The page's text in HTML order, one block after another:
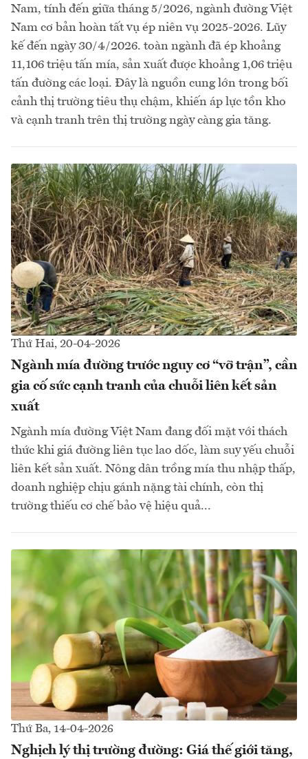
Nam, tính đến giữa tháng 5/2026, ngành đường Việt
Nam cơ bản hoàn tất vụ ép niên vụ 2025-2026. Lũy
kế đến ngày 30/4/2026. toàn ngành đã ép khoảng
11,106 triệu tấn mía, sản xuất được khoảng 1,06 triệu
tấn đường các loại. Đây là nguồn cung lớn trong bối
cảnh thị trường tiêu thụ chậm, khiến áp lực tồn kho
và cạnh tranh trên thị trường ngày càng gia tăng.
Thứ Hai, 20-04-2026
Ngành mía đường trước nguy cơ “vỡ trận”, cần
gia cố sức cạnh tranh của chuỗi liên kết sản
xuất
Ngành mía đường Việt Nam đang đối mặt với thách
thức khi giá đường liên tục lao dốc, làm suy yếu chuỗi
liên kết sản xuất. Nông dân trồng mía thu nhập thấp,
doanh nghiệp chịu gánh nặng tài chính, còn thị
trường thiếu cơ chế bảo vệ hiệu quả...
Thứ Ba, 14-04-2026
Nghịch lý thị trường đường: Giá thế giới tăng,